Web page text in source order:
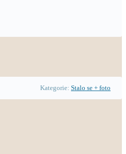
Kategorie: Stalo se + foto